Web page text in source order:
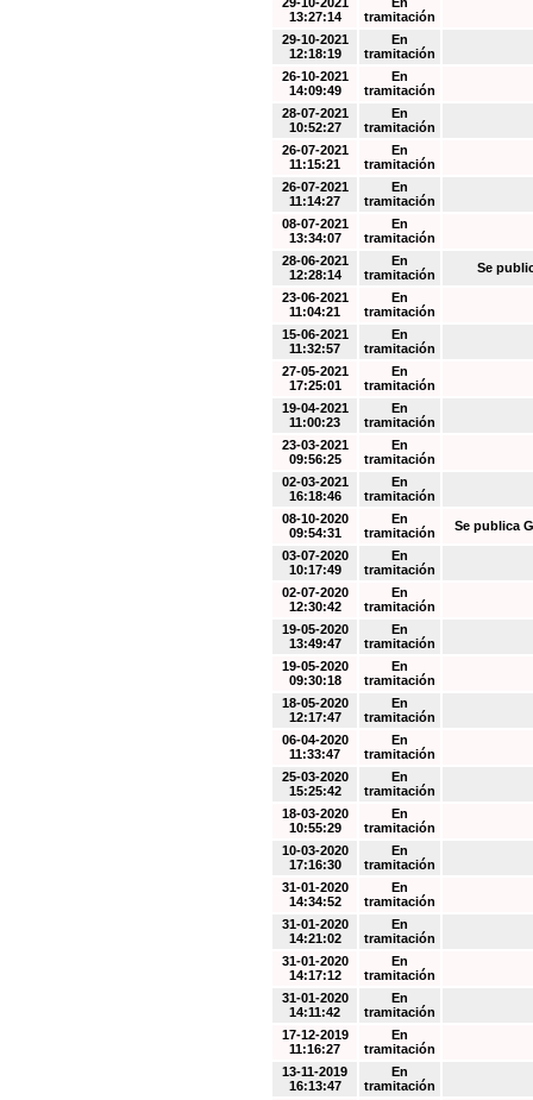
13:27:14
tramitación
29-10-2021
12:18:19
En
tramitación
26-10-2021
14:09:49
En
tramitación
28-07-2021
10:52:27
En
tramitación
26-07-2021
11:15:21
En
tramitación
26-07-2021
11:14:27
En
tramitación
08-07-2021
13:34:07
En
tramitación
28-06-2021
12:28:14
En
tramitación
Se
23-06-2021
11:04:21
En
tramitación
15-06-2021
11:32:57
En
tramitación
27-05-2021
17:25:01
En
tramitación
19-04-2021
11:00:23
En
tramitación
23-03-2021
09:56:25
En
tramitación
02-03-2021
16:18:46
En
tramitación
08-10-2020
09:54:31
En
tramitación
Se publica
03-07-2020
10:17:49
En
tramitación
02-07-2020
12:30:42
En
tramitación
19-05-2020
13:49:47
En
tramitación
19-05-2020
09:30:18
En
tramitación
18-05-2020
12:17:47
En
tramitación
06-04-2020
11:33:47
En
tramitación
25-03-2020
15:25:42
En
tramitación
18-03-2020
10:55:29
En
tramitación
10-03-2020
17:16:30
En
tramitación
31-01-2020
14:34:52
En
tramitación
31-01-2020
14:21:02
En
tramitación
31-01-2020
14:17:12
En
tramitación
31-01-2020
14:11:42
En
tramitación
17-12-2019
11:16:27
En
tramitación
13-11-2019
16:13:47
En
tramitación